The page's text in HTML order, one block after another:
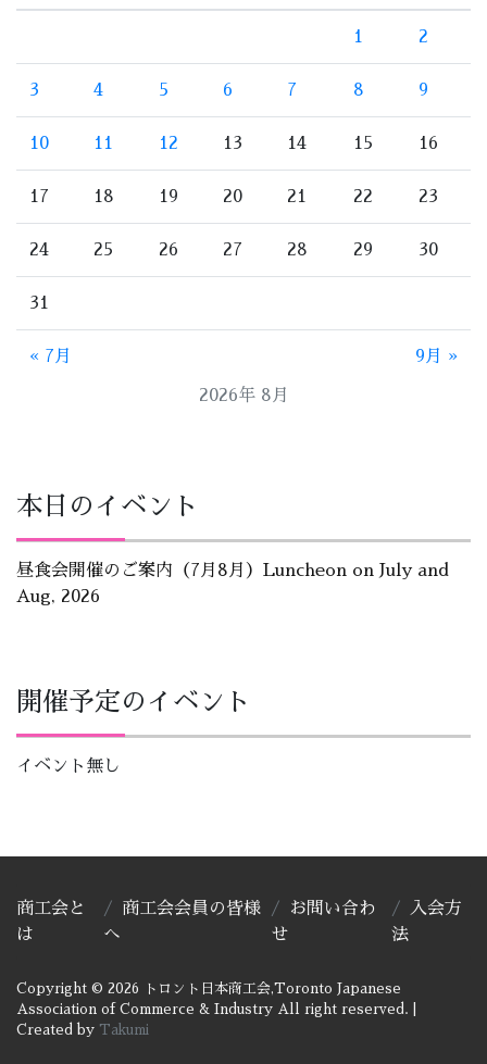
2026年 8月
1 2
3 4 5 6 7 8 9
10 11 12 13 14 15 16
17 18 19 20 21 22 23
24 25 26 27 28 29 30
31
« 7月 9月 »
本日のイベント
昼食会開催のご案内（7月8月）Luncheon on July and
Aug, 2026
開催予定のイベント
イベント無し
Copyright © 2026 トロント日本商工会,Toronto Japanese
Association of Commerce & Industry All right reserved.
Created by Takumi
商工会と
は
商工会会員の皆様
へ
お問い合わ
せ
入会方
法